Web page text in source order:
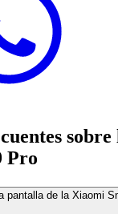
Pro
pantalla de la Xiaomi